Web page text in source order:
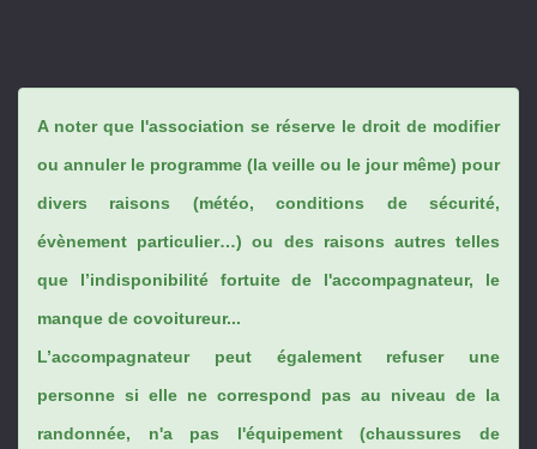
A noter que l'association se réserve le droit de modifier
ou annuler le programme (la veille ou le jour même) pour
divers raisons (météo, conditions de sécurité,
évènement particulier…) ou des raisons autres telles
que l’indisponibilité fortuite de l'accompagnateur, le
manque de covoitureur...
L’accompagnateur peut également refuser une
personne si elle ne correspond pas au niveau de la
randonnée, n'a pas l'équipement (chaussures de